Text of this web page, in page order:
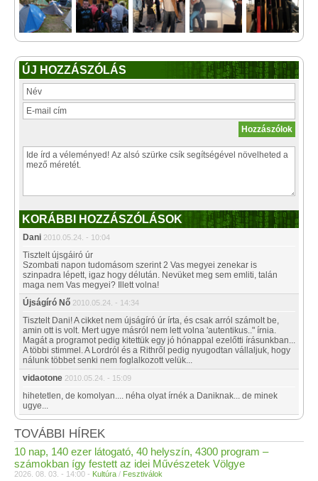
ÚJ HOZZÁSZÓLÁS
KORÁBBI HOZZÁSZÓLÁSOK
Dani 2010.05.24. - 10:04
Tisztelt újsgáiró úr
Szombati napon tudomásom szerint 2 Vas megyei zenekar is
szinpadra lépett, igaz hogy délután. Nevüket meg sem emliti, talán
maga nem Vas megyei? Illett volna!
Újságíró Nő 2010.05.24. - 14:34
Tisztelt Dani! A cikket nem újságíró úr írta, és csak arról számolt be,
amin ott is volt. Mert ugye másról nem lett volna 'autentikus.." írnia.
Magát a programot pedig kitettük egy jó hónappal ezelőtti írásunkban...
A többi stimmel. A Lordról és a Rithről pedig nyugodtan vállaljuk, hogy
nálunk többet senki nem foglalkozott velük...
vidaotone 2010.05.24. - 15:09
hihetetlen, de komolyan.... néha olyat írnék a Daniknak... de minek
ugye...
TOVÁBBI HÍREK
10 nap, 140 ezer látogató, 40 helyszín, 4300 program –
számokban így festett az idei Művészetek Völgye
2026. 08. 03. - 14:00 - Kultúra / Fesztiválok